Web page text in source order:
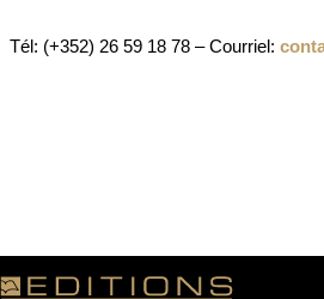
Tél: (+352) 26 59 18 78 – Courriel: